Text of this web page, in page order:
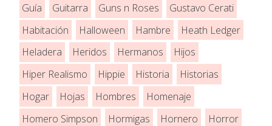
Guía
Guitarra Guns n Roses
Gustavo Cerati
Habitación
Halloween Hambre
Heath Ledger
Heladera
Heridos Hermanos
Hijos
Hiper Realismo
Hippie Historia
Historias
Hogar
Hojas Hombres
Homenaje
Homero Simpson
Hormigas Hornero
Horror